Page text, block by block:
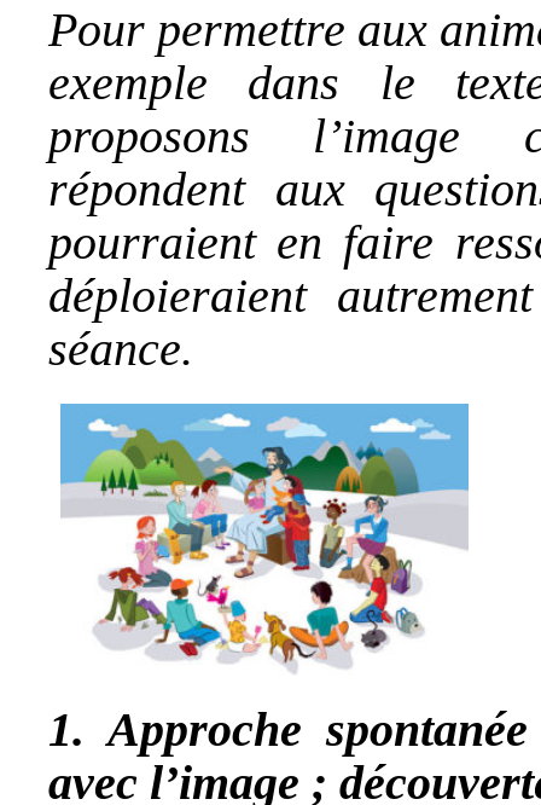
Pour permettre aux
exemple dans le
proposons l’image
répondent aux
pourraient en faire
déploieraient
séance.
1. Approche
avec l’image ;